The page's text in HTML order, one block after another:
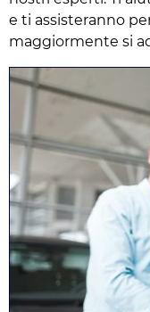
e ti assisteranno
maggiormente si